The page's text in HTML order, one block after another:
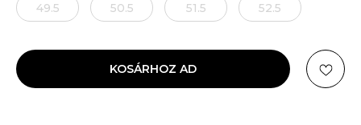
49.5 50.5 51.5 52.5
KOSÁRHOZ AD